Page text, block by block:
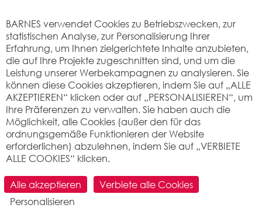
Suchen Sie eine
Immobilie zum Verkauf in
unseren BARNES Schweiz
Agenturen
BARNES verwendet Cookies zu Betriebszwecken, zur
statistischen Analyse, zur Personalisierung Ihrer
Erfahrung, um Ihnen zielgerichtete Inhalte anzubieten,
die auf Ihre Projekte zugeschnitten sind, und um die
Leistung unserer Werbekampagnen zu analysieren. Sie
können diese Cookies akzeptieren, indem Sie auf „ALLE
AKZEPTIEREN“ klicken oder auf „PERSONALISIEREN“, um
Ihre Präferenzen zu verwalten. Sie haben auch die
Möglichkeit, alle Cookies (außer den für das
ordnungsgemäße Funktionieren der Website
erforderlichen) abzulehnen, indem Sie auf „VERBIETE
ALLE COOKIES“ klicken.
Alle akzeptieren
Verbiete alle Cookies
Personalisieren